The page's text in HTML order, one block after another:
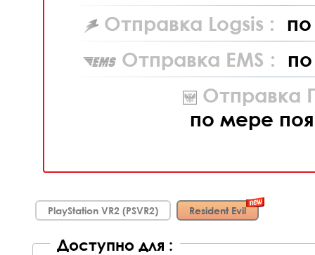
Отправка Logsis :
Отправка EMS :
Отправка
по мере
PlayStation VR2 (PSVR2) Resident Evil
Доступно для :